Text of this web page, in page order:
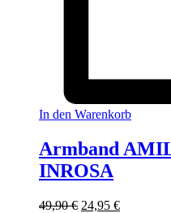
In den Warenkorb
Armband
INROSA
49,90€ Ursprünglicher
24,95 €Aktueller